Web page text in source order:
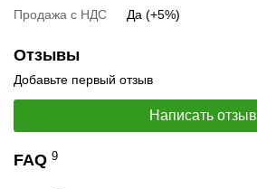
Отслеживать в Instagram
Продажа с НДС
Да (+5%)
Отзывы
Добавьте первый отзыв
Написать отзыв
FAQ 9